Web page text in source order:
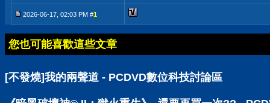
2026-06-17, 02:03 PM #1
您也可能喜歡這些文章
[不發燒]我的兩聲道 - PCDVD數位科技討論區